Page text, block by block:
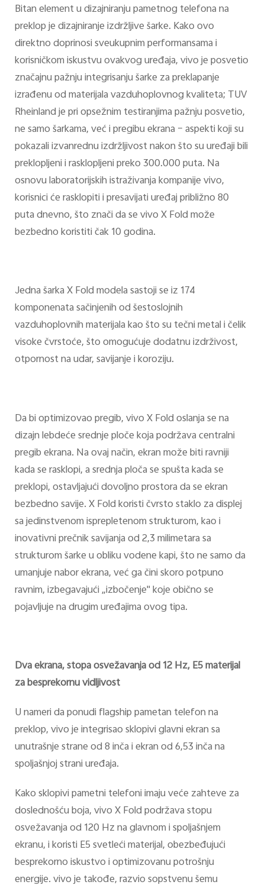
Bitan element u dizajniranju pametnog telefona na
preklop je dizajniranje izdržljive šarke. Kako ovo
direktno doprinosi sveukupnim performansama i
korisničkom iskustvu ovakvog uređaja, vivo je posvetio
značajnu pažnju integrisanju šarke za preklapanje
izrađenu od materijala vazduhoplovnog kvaliteta; TUV
Rheinland je pri opsežnim testiranjima pažnju posvetio,
ne samo šarkama, već i pregibu ekrana – aspekti koji su
pokazali izvanrednu izdržljivost nakon što su uređaji bili
preklopljeni i rasklopljeni preko 300.000 puta. Na
osnovu laboratorijskih istraživanja kompanije vivo,
korisnici će rasklopiti i presavijati uređaj približno 80
puta dnevno, što znači da se vivo X Fold može
bezbedno koristiti čak 10 godina.
Jedna šarka X Fold modela sastoji se iz 174
komponenata sačinjenih od šestoslojnih
vazduhoplovnih materijala kao što su tečni metal i čelik
visoke čvrstoće, što omogućuje dodatnu izdrživost,
otpornost na udar, savijanje i koroziju.
Da bi optimizovao pregib, vivo X Fold oslanja se na
dizajn lebdeće srednje ploče koja podržava centralni
pregib ekrana. Na ovaj način, ekran može biti ravniji
kada se rasklopi, a srednja ploča se spušta kada se
preklopi, ostavljajući dovoljno prostora da se ekran
bezbedno savije. X Fold koristi čvrsto staklo za displej
sa jedinstvenom isprepletenom strukturom, kao i
inovativni prečnik savijanja od 2,3 milimetara sa
strukturom šarke u obliku vodene kapi, što ne samo da
umanjuje nabor ekrana, već ga čini skoro potpuno
ravnim, izbegavajući „izbočenje" koje obično se
pojavljuje na drugim uređajima ovog tipa.
Dva ekrana, stopa osvežavanja od 12 Hz, E5 materijal
za besprekornu vidljivost
U nameri da ponudi flagship pametan telefon na
preklop, vivo je integrisao sklopivi glavni ekran sa
unutrašnje strane od 8 inča i ekran od 6,53 inča na
spoljašnjoj strani uređaja.
Kako sklopivi pametni telefoni imaju veće zahteve za
doslednošću boja, vivo X Fold podržava stopu
osvežavanja od 120 Hz na glavnom i spoljašnjem
ekranu, i koristi E5 svetleći materijal, obezbeđujući
besprekorno iskustvo i optimizovanu potrošnju
energije. vivo je takođe, razvio sopstvenu šemu